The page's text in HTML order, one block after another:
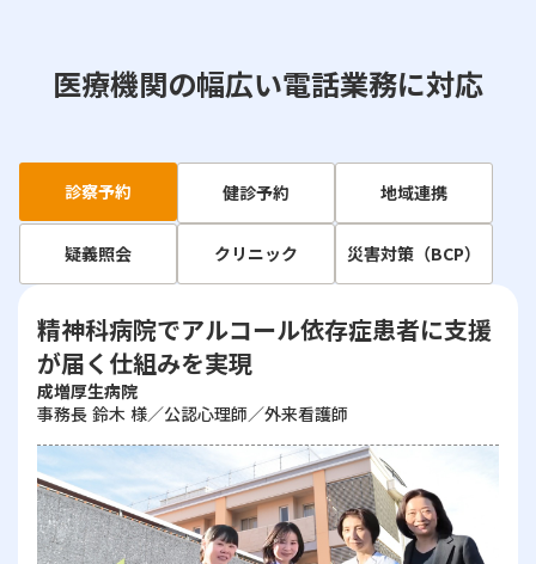
医療機関の幅広い電話業務に対応
診察予約 健診予約 地域連携
疑義照会 クリニック 災害対策（BCP）
精神科病院でアルコール依存症患者に支援
が届く仕組みを実現
成増厚生病院
事務長 鈴木 様／公認心理師／外来看護師